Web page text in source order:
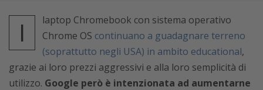
I
laptop Chromebook con sistema operativo
Chrome OS continuano a guadagnare terreno
(soprattutto negli USA) in ambito educational,
grazie ai loro prezzi aggressivi e alla loro semplicità di
utilizzo. Google però è intenzionata ad aumentarne